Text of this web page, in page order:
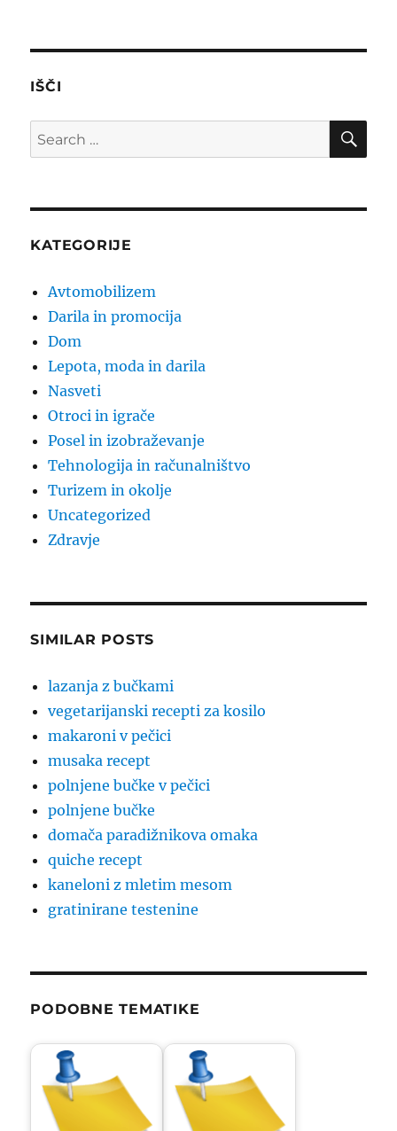
IŠČI
Search
for:
KATEGORIJE
Avtomobilizem
Darila in promocija
Dom
Lepota, moda in darila
Nasveti
Otroci in igrače
Posel in izobraževanje
Tehnologija in računalništvo
Turizem in okolje
Uncategorized
Zdravje
SIMILAR POSTS
lazanja z bučkami
vegetarijanski recepti za kosilo
makaroni v pečici
musaka recept
polnjene bučke v pečici
polnjene bučke
domača paradižnikova omaka
quiche recept
kaneloni z mletim mesom
gratinirane testenine
PODOBNE TEMATIKE